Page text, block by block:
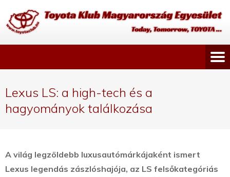
Lexus LS: a high-tech és a
hagyományok találkozása
A világ legzöldebb luxusautómárkájaként ismert
Lexus legendás zászlóshajója, az LS felsőkategóriás